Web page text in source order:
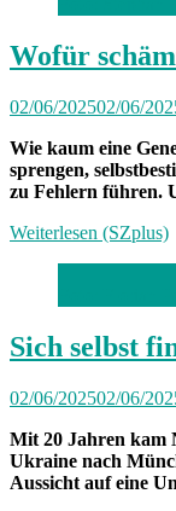
Wofür
02/06/202502/06/
Wie kaum eine
sprengen,
zu Fehlern führen.
Weiterlesen (SZplus)
Sich selbst
02/06/202502/06/
Mit 20 Jahren kam
Ukraine nach
Aussicht auf eine